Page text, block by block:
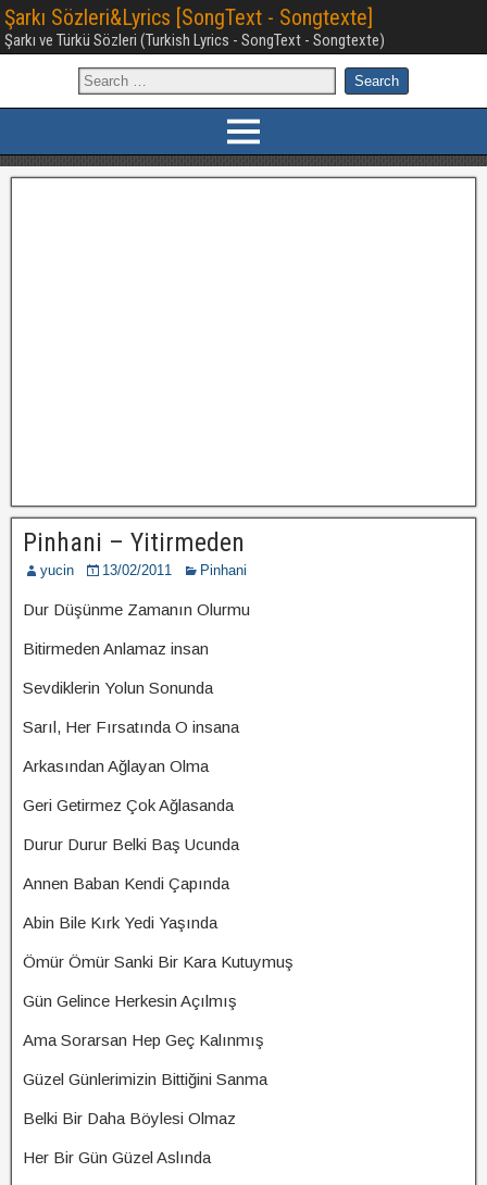
Şarkı Sözleri&Lyrics [SongText - Songtexte]
Şarkı ve Türkü Sözleri (Turkish Lyrics - SongText - Songtexte)
Pinhani – Yitirmeden
yucin 13/02/2011 Pinhani
Dur Düşünme Zamanın Olurmu
Bitirmeden Anlamaz insan
Sevdiklerin Yolun Sonunda
Sarıl, Her Fırsatında O insana
Arkasından Ağlayan Olma
Geri Getirmez Çok Ağlasanda
Durur Durur Belki Baş Ucunda
Annen Baban Kendi Çapında
Abin Bile Kırk Yedi Yaşında
Ömür Ömür Sanki Bir Kara Kutuymuş
Gün Gelince Herkesin Açılmış
Ama Sorarsan Hep Geç Kalınmış
Güzel Günlerimizin Bittiğini Sanma
Belki Bir Daha Böylesi Olmaz
Her Bir Gün Güzel Aslında